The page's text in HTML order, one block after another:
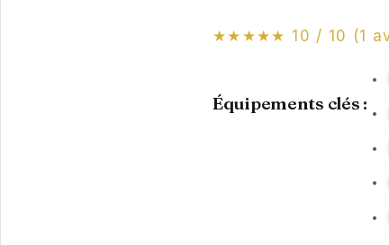
★★★★★ 10 / 10 (1
Équipements clés :